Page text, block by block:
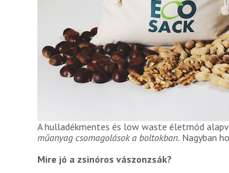
A hulladékmentes és low waste életmód
műanyag csomagolások a boltokban. Nagyban
Mire jó a zsinóros vászonzsák?